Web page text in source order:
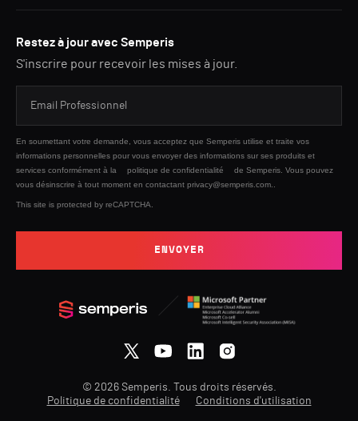
Restez à jour avec Semperis
S'inscrire pour recevoir les mises à jour.
En soumettant votre demande, vous acceptez que Semperis utilise et traite vos
informations personnelles pour vous envoyer des informations sur ses produits et
services conformément à la
politique de confidentialité
de Semperis. Vous pouvez
vous désinscrire à tout moment en contactant privacy@semperis.com..
This site is protected by reCAPTCHA.
ENVOYER
© 2026 Semperis. Tous droits réservés.
Politique de confidentialité
Conditions d'utilisation